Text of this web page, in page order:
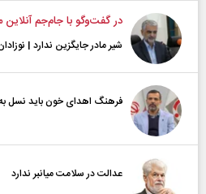
در گفت‌و‌گو با جام‌جم
شیر مادر جایگزین ندارد |
فرهنگ اهدای خون باید نسل
عدالت در سلامت میانبر ندارد